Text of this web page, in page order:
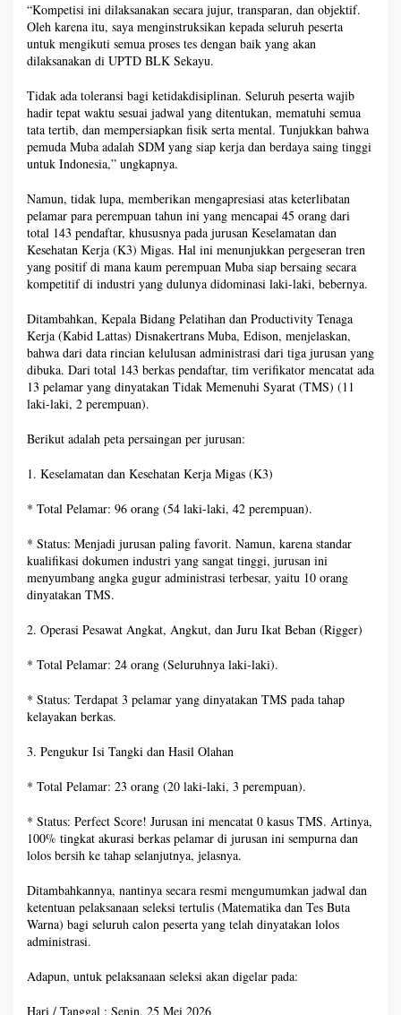
“Kompetisi ini dilaksanakan secara jujur, transparan, dan objektif.
Oleh karena itu, saya menginstruksikan kepada seluruh peserta
untuk mengikuti semua proses tes dengan baik yang akan
dilaksanakan di UPTD BLK Sekayu.
Tidak ada toleransi bagi ketidakdisiplinan. Seluruh peserta wajib
hadir tepat waktu sesuai jadwal yang ditentukan, mematuhi semua
tata tertib, dan mempersiapkan fisik serta mental. Tunjukkan bahwa
pemuda Muba adalah SDM yang siap kerja dan berdaya saing tinggi
untuk Indonesia,” ungkapnya.
Namun, tidak lupa, memberikan mengapresiasi atas keterlibatan
pelamar para perempuan tahun ini yang mencapai 45 orang dari
total 143 pendaftar, khususnya pada jurusan Keselamatan dan
Kesehatan Kerja (K3) Migas. Hal ini menunjukkan pergeseran tren
yang positif di mana kaum perempuan Muba siap bersaing secara
kompetitif di industri yang dulunya didominasi laki-laki, bebernya.
Ditambahkan, Kepala Bidang Pelatihan dan Productivity Tenaga
Kerja (Kabid Lattas) Disnakertrans Muba, Edison, menjelaskan,
bahwa dari data rincian kelulusan administrasi dari tiga jurusan yang
dibuka. Dari total 143 berkas pendaftar, tim verifikator mencatat ada
13 pelamar yang dinyatakan Tidak Memenuhi Syarat (TMS) (11
laki-laki, 2 perempuan).
Berikut adalah peta persaingan per jurusan:
1. Keselamatan dan Kesehatan Kerja Migas (K3)
* Total Pelamar: 96 orang (54 laki-laki, 42 perempuan).
* Status: Menjadi jurusan paling favorit. Namun, karena standar
kualifikasi dokumen industri yang sangat tinggi, jurusan ini
menyumbang angka gugur administrasi terbesar, yaitu 10 orang
dinyatakan TMS.
2. Operasi Pesawat Angkat, Angkut, dan Juru Ikat Beban (Rigger)
* Total Pelamar: 24 orang (Seluruhnya laki-laki).
* Status: Terdapat 3 pelamar yang dinyatakan TMS pada tahap
kelayakan berkas.
3. Pengukur Isi Tangki dan Hasil Olahan
* Total Pelamar: 23 orang (20 laki-laki, 3 perempuan).
* Status: Perfect Score! Jurusan ini mencatat 0 kasus TMS. Artinya,
100% tingkat akurasi berkas pelamar di jurusan ini sempurna dan
lolos bersih ke tahap selanjutnya, jelasnya.
Ditambahkannya, nantinya secara resmi mengumumkan jadwal dan
ketentuan pelaksanaan seleksi tertulis (Matematika dan Tes Buta
Warna) bagi seluruh calon peserta yang telah dinyatakan lolos
administrasi.
Adapun, untuk pelaksanaan seleksi akan digelar pada:
Hari / Tanggal : Senin, 25 Mei 2026